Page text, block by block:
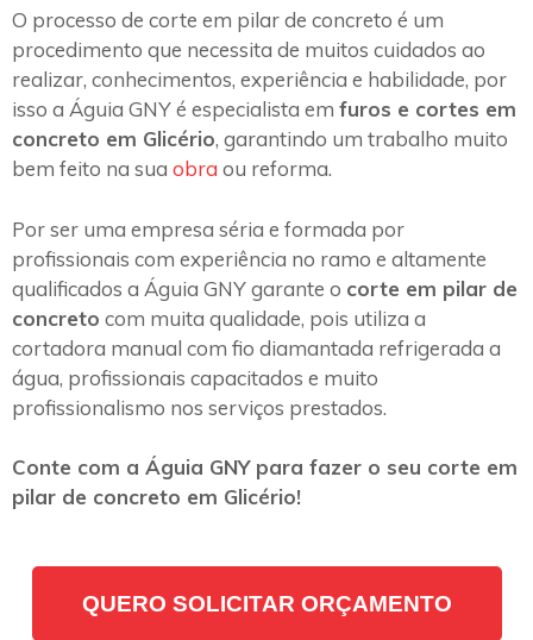
O processo de corte em pilar de concreto é um
procedimento que necessita de muitos cuidados ao
realizar, conhecimentos, experiência e habilidade, por
isso a Águia GNY é especialista em furos e cortes em
concreto em Glicério, garantindo um trabalho muito
bem feito na sua obra ou reforma.
Por ser uma empresa séria e formada por
profissionais com experiência no ramo e altamente
qualificados a Águia GNY garante o corte em pilar de
concreto com muita qualidade, pois utiliza a
cortadora manual com fio diamantada refrigerada a
água, profissionais capacitados e muito
profissionalismo nos serviços prestados.
Conte com a Águia GNY para fazer o seu corte em
pilar de concreto em Glicério!
QUERO SOLICITAR ORÇAMENTO